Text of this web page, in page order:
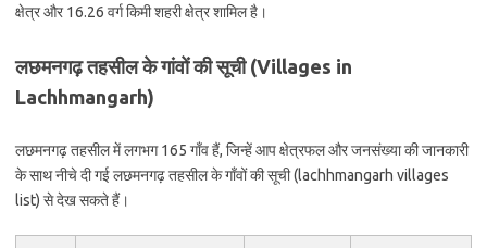
क्षेत्र और 16.26 वर्ग किमी शहरी क्षेत्र शामिल है।
लछमनगढ़ तहसील के गांवों की सूची (Villages in
Lachhmangarh)
लछमनगढ़ तहसील में लगभग 165 गाँव हैं, जिन्हें आप क्षेत्रफल और जनसंख्या की जानकारी
के साथ नीचे दी गई लछमनगढ़ तहसील के गाँवों की सूची (lachhmangarh villages
list) से देख सकते हैं।